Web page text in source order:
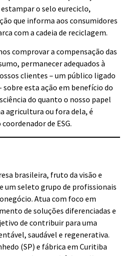
o selo eureciclo,
que informa aos consumidores
com a cadeia de reciclagem.
comprovar a compensação das
permanecer adequados à
clientes – um público ligado
esta ação em benefício do
do quanto o nosso papel
agricultura ou fora dela, é
de ESG.
brasileira, fruto da visão e
um seleto grupo de profissionais
Atua com foco em
de soluções diferenciadas e
de contribuir para uma
saudável e regenerativa.
(SP) e fábrica em Curitiba